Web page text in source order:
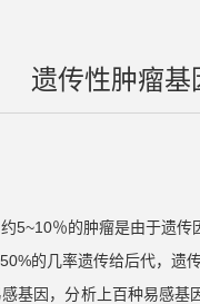
遗传性肿瘤基
5~10％的肿瘤是由于遗
的几率遗传给后代，遗
基因，分析上百种易感